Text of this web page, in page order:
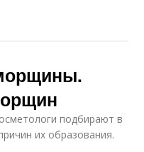
подбирают в
их образования.